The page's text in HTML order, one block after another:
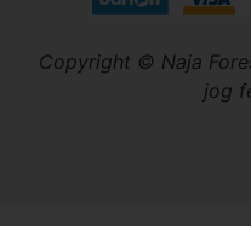
Copyright © Naja
jog